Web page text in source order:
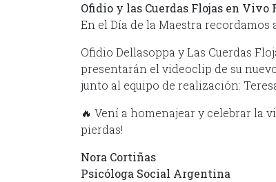
Ofidio y las Cuerdas Flojas en Vivo
En el Día de la Maestra
Ofidio Dellasoppa y Las Cuerdas
presentarán el videoclip de su
junto al equipo de realización:
🔥 Vení a homenajear y celebrar la
pierdas!
Nora Cortiñas
Psicóloga Social Argentina